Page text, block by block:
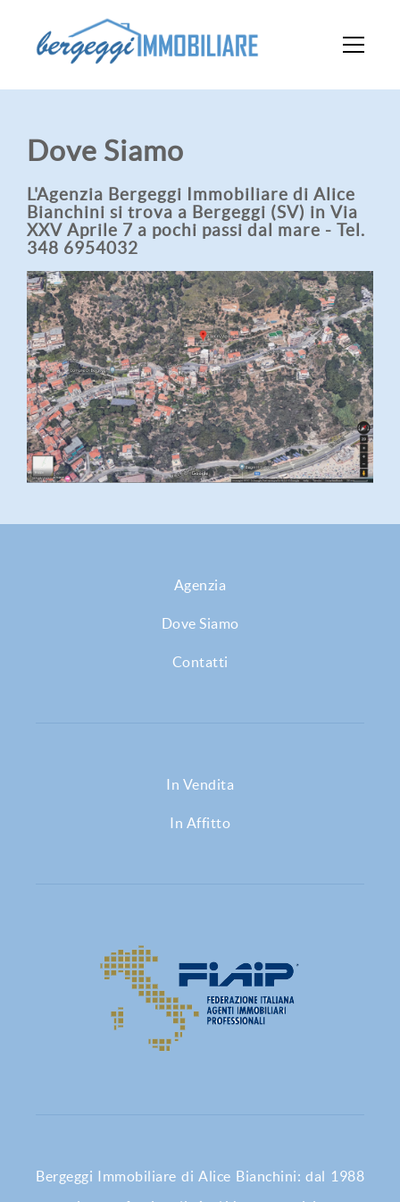
Dove Siamo
L'Agenzia Bergeggi Immobiliare di Alice
Bianchini si trova a Bergeggi (SV) in Via
XXV Aprile 7 a pochi passi dal mare - Tel.
348 6954032
Agenzia
Dove Siamo
Contatti
In Vendita
In Affitto
Bergeggi Immobiliare di Alice Bianchini: dal 1988